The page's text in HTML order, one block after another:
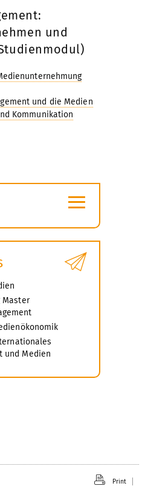
und
und die Medien
Kommunikation
≡
Master
und Medien
Print